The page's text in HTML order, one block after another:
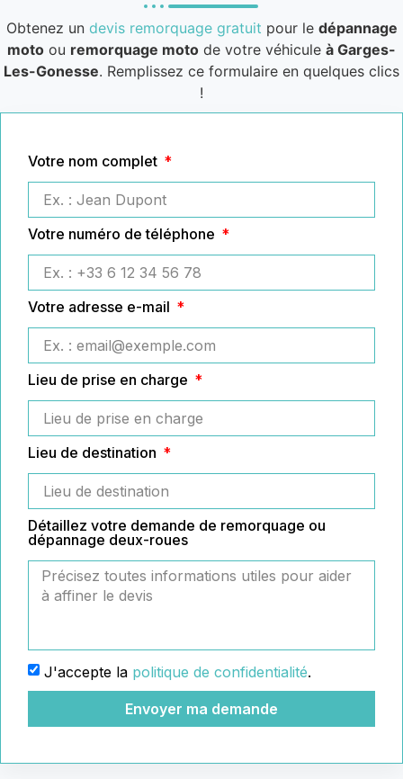
Obtenez un devis remorquage gratuit pour le dépannage
moto ou remorquage moto de votre véhicule à Garges-
Les-Gonesse. Remplissez ce formulaire en quelques clics
!
Votre nom complet
Votre numéro de téléphone
Votre adresse e-mail
Lieu de prise en charge
Lieu de destination
Détaillez votre demande de remorquage ou
dépannage deux-roues
J'accepte la politique de confidentialité.
Envoyer ma demande